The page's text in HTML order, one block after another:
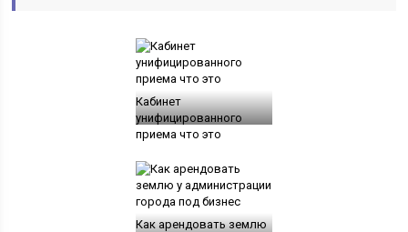
Кабинет
унифицированного
приема что это
Как арендовать землю